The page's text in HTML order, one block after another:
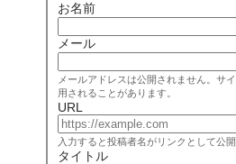
お名前
メール
メールアドレスは公開されません。サ
用されることがあります。
URL
入力すると投稿者名がリンクとして公開
タイトル